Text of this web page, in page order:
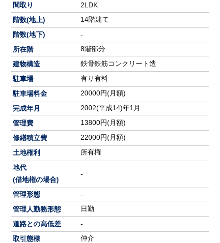
間取り
2LDK
階数(地上)
14階建て
階数(地下)
-
所在階
8階部分
建物構造
鉄骨鉄筋コンクリート造
駐車場
有り有料
駐車場料金
20000円(月額)
完成年月
2002(平成14)年1月
管理費
13800円(月額)
修繕積立費
22000円(月額)
土地権利
所有権
地代
(借地権の場合)
-
管理形態
-
管理人勤務形態
日勤
道路との高低差
-
取引態様
仲介